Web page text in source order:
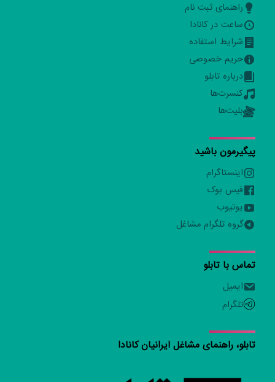
راهنمای ثبت نام
ساعت در کانادا
شرایط استفاده
حریم خصوصی
درباره تابلو
کنسرت‌ها
بلیت‌ها
پیگیرمون باشید
اینستاگرام
فیس بوک
یوتیوب
گروه تلگرام مشاغل
تماس با تابلو
ایمیل
تلگرام
تابلو، راهنمای مشاغل ایرانیان کانادا